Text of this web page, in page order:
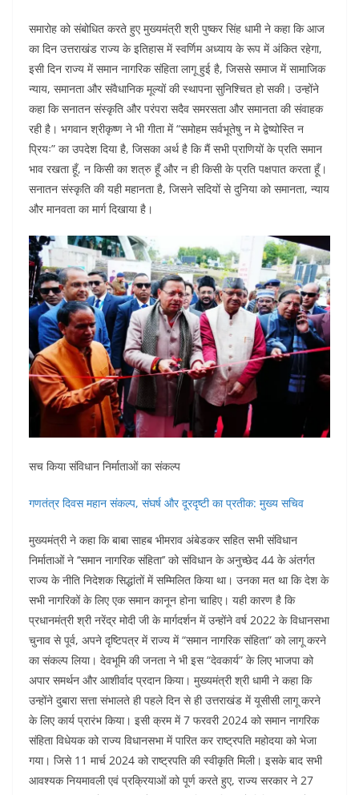
समारोह को संबोधित करते हुए मुख्यमंत्री श्री पुष्कर सिंह धामी ने कहा कि आज
का दिन उत्तराखंड राज्य के इतिहास में स्वर्णिम अध्याय के रूप में अंकित रहेगा,
इसी दिन राज्य में समान नागरिक संहिता लागू हुई है, जिससे समाज में सामाजिक
न्याय, समानता और संवैधानिक मूल्यों की स्थापना सुनिश्चित हो सकी। उन्होंने
कहा कि सनातन संस्कृति और परंपरा सदैव समरसता और समानता की संवाहक
रही है। भगवान श्रीकृष्ण ने भी गीता में “समोहम सर्वभूतेषु न मे द्वेष्योस्ति न
प्रियः” का उपदेश दिया है, जिसका अर्थ है कि मैं सभी प्राणियों के प्रति समान
भाव रखता हूँ, न किसी का शत्रु हूँ और न ही किसी के प्रति पक्षपात करता हूँ।
सनातन संस्कृति की यही महानता है, जिसने सदियों से दुनिया को समानता, न्याय
और मानवता का मार्ग दिखाया है।
सच किया संविधान निर्माताओं का संकल्प
गणतंत्र दिवस महान संकल्प, संघर्ष और दूरदृष्टी का प्रतीक: मुख्य सचिव
मुख्यमंत्री ने कहा कि बाबा साहब भीमराव अंबेडकर सहित सभी संविधान
निर्माताओं ने ‘‘समान नागरिक संहिता’’ को संविधान के अनुच्छेद 44 के अंतर्गत
राज्य के नीति निदेशक सिद्धांतों में सम्मिलित किया था। उनका मत था कि देश के
सभी नागरिकों के लिए एक समान कानून होना चाहिए। यही कारण है कि
प्रधानमंत्री श्री नरेंद्र मोदी जी के मार्गदर्शन में उन्होंने वर्ष 2022 के विधानसभा
चुनाव से पूर्व, अपने दृष्टिपत्र में राज्य में “समान नागरिक संहिता” को लागू करने
का संकल्प लिया। देवभूमि की जनता ने भी इस “देवकार्य” के लिए भाजपा को
अपार समर्थन और आशीर्वाद प्रदान किया। मुख्यमंत्री श्री धामी ने कहा कि
उन्होंने दुबारा सत्ता संभालते ही पहले दिन से ही उत्तराखंड में यूसीसी लागू करने
के लिए कार्य प्रारंभ किया। इसी क्रम में 7 फरवरी 2024 को समान नागरिक
संहिता विधेयक को राज्य विधानसभा में पारित कर राष्ट्रपति महोदया को भेजा
गया। जिसे 11 मार्च 2024 को राष्ट्रपति की स्वीकृति मिली। इसके बाद सभी
आवश्यक नियमावली एवं प्रक्रियाओं को पूर्ण करते हुए, राज्य सरकार ने 27